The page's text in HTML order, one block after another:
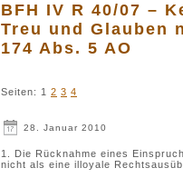
BFH IV R 40/07 –
Treu und Glauben
174 Abs. 5 AO
Seiten: 1 2 3 4
28. Januar 2010
1. Die Rücknahme eines
nicht als eine illoyale